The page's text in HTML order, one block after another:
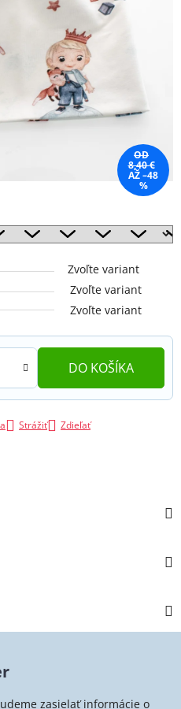
Zvoľte variant
Zvoľte variant
Zvoľte variant
DO KOŠÍKA
Strážiť Zdieľať
OD
8,40 €
AŽ –48
%
zasielať informácie o